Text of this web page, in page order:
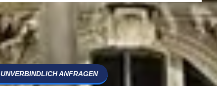
UNVERBINDLICH ANFRAGEN